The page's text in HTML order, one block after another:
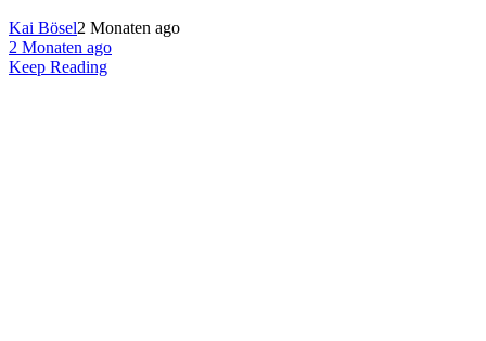
Kai Bösel2 Monaten ago
2 Monaten ago
Keep Reading